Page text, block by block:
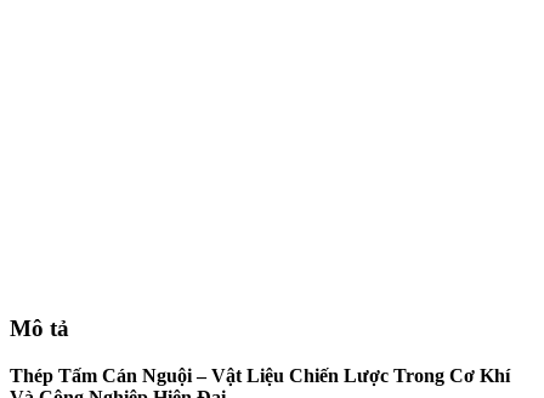
Mô tả
Thép Tấm Cán Nguội – Vật Liệu Chiến Lược Trong Cơ Khí